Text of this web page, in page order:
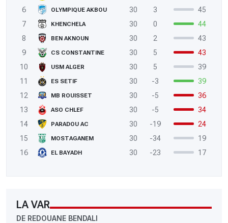
6
OLYMPIQUE AKBOU 30 3
45
7
KHENCHELA 30 0
44
8
BEN AKNOUN 30 2
43
9
CS CONSTANTINE 30 5
43
10
USM ALGER 30 5
39
11
ES SETIF 30 -3
39
12
MB ROUISSET 30 -5
36
13
ASO CHLEF 30 -5
34
14
PARADOU AC 30 -19
24
15
MOSTAGANEM 30 -34
19
16
EL BAYADH 30 -23 17
LA VAR
DE REDOUANE BENDALI